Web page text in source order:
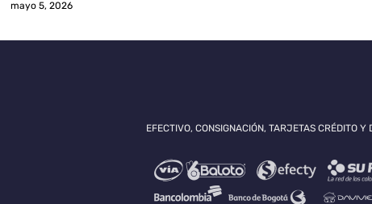
mayo 5, 2026
EFECTIVO, CONSIGNACIÓN, TARJETAS CRÉDITO Y